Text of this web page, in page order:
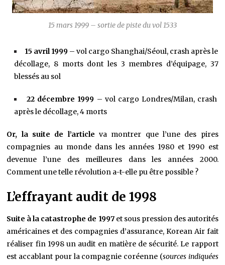
15 mars 1999 – sortie de piste du vol 1533
15 avril 1999– vol cargo Shanghai/Séoul, crash après le
décollage, 8 morts dont les 3 membres d’équipage, 37
blessés au sol
22 décembre 1999 – vol cargo Londres/Milan, crash
après le décollage, 4 morts
Or, la suite de l’article va montrer que l’une des pires
compagnies au monde dans les années 1980 et 1990 est
devenue l’une des meilleures dans les années 2000.
Comment une telle révolution a-t-elle pu être possible ?
L’effrayant audit de 1998
Suite à la catastrophe de 1997et sous pression des autorités
américaines et des compagnies d’assurance, Korean Air fait
réaliser fin 1998 un audit en matière de sécurité. Le rapport
est accablant pour la compagnie coréenne (sources indiquées